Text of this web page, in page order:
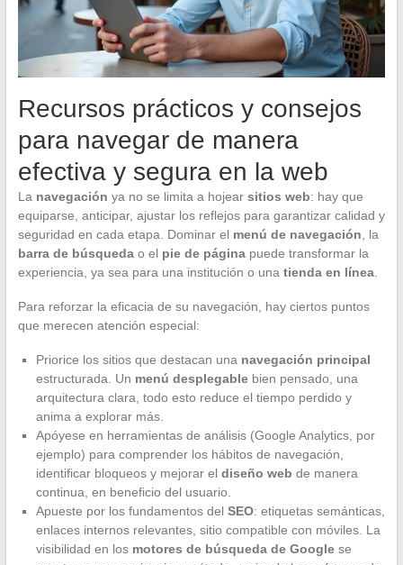
Recursos prácticos y consejos
para navegar de manera
efectiva y segura en la web
La navegación ya no se limita a hojear sitios web: hay que
equiparse, anticipar, ajustar los reflejos para garantizar calidad y
seguridad en cada etapa. Dominar el menú de navegación , la
barra de búsquedao el pie de páginapuede transformar la
experiencia, ya sea para una institución o una tienda en línea.
Para reforzar la eficacia de su navegación, hay ciertos puntos
que merecen atención especial:
Priorice los sitios que destacan una navegación principal
estructurada. Un menú desplegablebien pensado, una
arquitectura clara, todo esto reduce el tiempo perdido y
anima a explorar más.
Apóyese en herramientas de análisis (Google Analytics, por
ejemplo) para comprender los hábitos de navegación,
identificar bloqueos y mejorar el diseño web de manera
continua, en beneficio del usuario.
Apueste por los fundamentos del SEO: etiquetas semánticas,
enlaces internos relevantes, sitio compatible con móviles. La
visibilidad en los motores de búsqueda de Googlese